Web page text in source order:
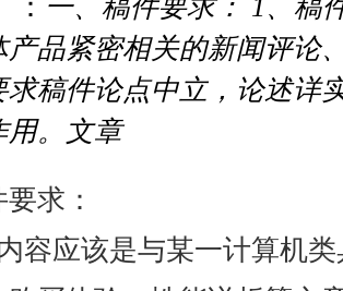
： 一、稿件要求： 1、稿
产品紧密相关的新闻评论
求稿件论点中立，论述详
用。文章
求：
容应该是与某一计算机